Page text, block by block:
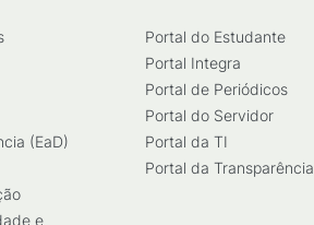
(EaD)
e
Portal do Estudante
Portal Integra
Portal de Periódicos
Portal do Servidor
Portal da TI
Portal da Transparência